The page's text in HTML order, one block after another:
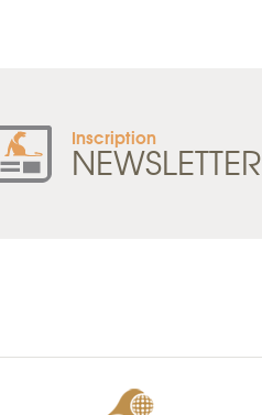
Inscription
NEWSLETTER